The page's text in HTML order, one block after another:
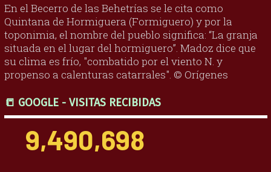
En el Becerro de las Behetrías se le cita como
Quintana de Hormiguera (Formiguero) y por la
toponimia, el nombre del pueblo significa: “La granja
situada en el lugar del hormiguero”. Madoz dice que
su clima es frío, "combatido por el viento N. y
propenso a calenturas catarrales". © Orígenes
📒 GOOGLE - VISITAS RECIBIDAS
9,490,698